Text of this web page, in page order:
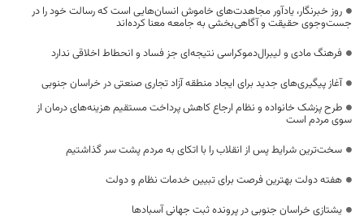
روز خبرنگار، یادآور مجاهدت‌های خاموش انسان‌هایی است که رسالت خود را در
جست‌وجوی حقیقت و آگاهی‌بخشی به جامعه معنا کرده‌اند
فرهنگ مادی و لیبرال‌دموکراسی نتیجه‌ای جز فساد و انحطاط اخلاقی ندارد
آغاز پیگیری‌های جدید برای ایجاد منطقه آزاد تجاری صنعتی در خراسان جنوبی
طرح پزشک خانواده و نظام ارجاع کاهش پرداخت مستقیم هزینه‌های درمان از
سوی مردم است
سخت‌ترین شرایط پس از انقلاب را با اتکای به مردم پشت سر گذاشتیم
هفته دولت بهترین فرصت برای تبیین خدمات نظام و دولت
یشتازی خراسان جنوبی در پرونده ثبت جهانی آسبادها